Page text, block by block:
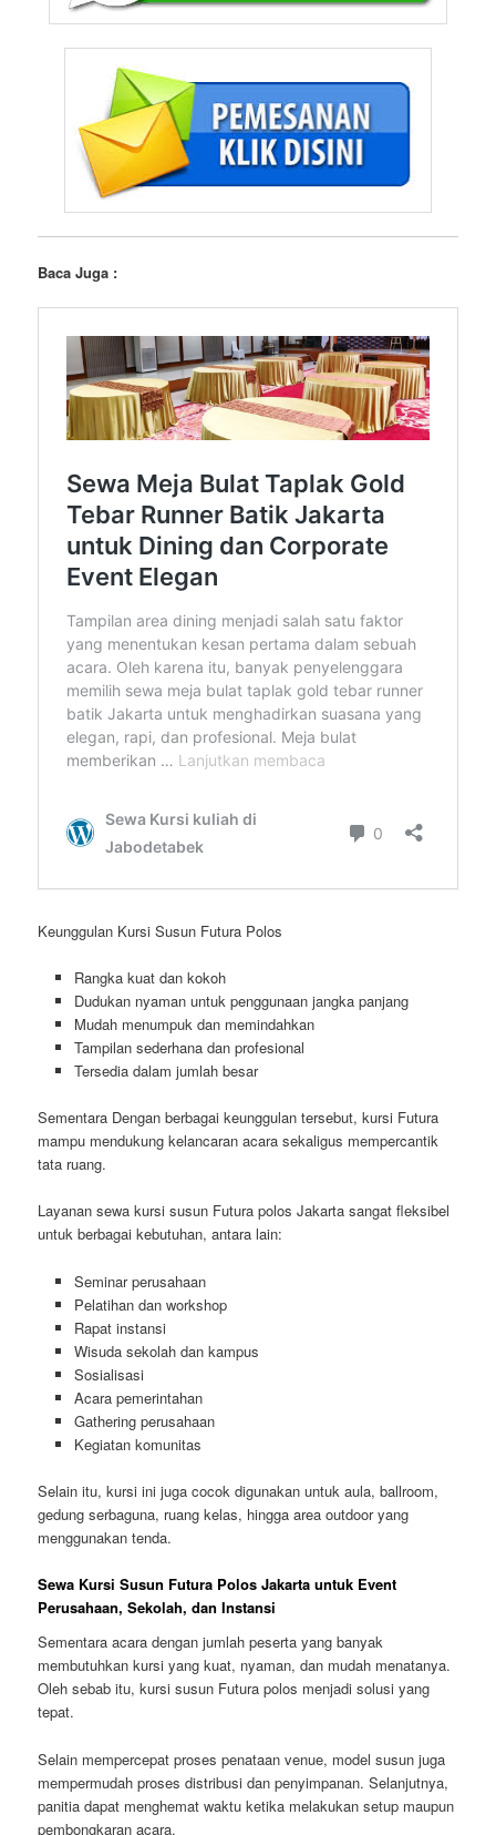
Baca Juga :
Keunggulan Kursi Susun Futura Polos
Rangka kuat dan kokoh
Dudukan nyaman untuk penggunaan jangka panjang
Mudah menumpuk dan memindahkan
Tampilan sederhana dan profesional
Tersedia dalam jumlah besar
Sementara Dengan berbagai keunggulan tersebut, kursi Futura
mampu mendukung kelancaran acara sekaligus mempercantik
tata ruang.
Layanan sewa kursi susun Futura polos Jakarta sangat fleksibel
untuk berbagai kebutuhan, antara lain:
Seminar perusahaan
Pelatihan dan workshop
Rapat instansi
Wisuda sekolah dan kampus
Sosialisasi
Acara pemerintahan
Gathering perusahaan
Kegiatan komunitas
Selain itu, kursi ini juga cocok digunakan untuk aula, ballroom,
gedung serbaguna, ruang kelas, hingga area outdoor yang
menggunakan tenda.
Sewa Kursi Susun Futura Polos Jakarta untuk Event
Perusahaan, Sekolah, dan Instansi
Sementara acara dengan jumlah peserta yang banyak
membutuhkan kursi yang kuat, nyaman, dan mudah menatanya.
Oleh sebab itu, kursi susun Futura polos menjadi solusi yang
tepat.
Selain mempercepat proses penataan venue, model susun juga
mempermudah proses distribusi dan penyimpanan. Selanjutnya,
panitia dapat menghemat waktu ketika melakukan setup maupun
pembongkaran acara.